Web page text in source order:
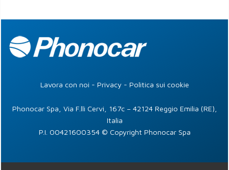
Lavora con noi - Privacy - Politica sui cookie
Phonocar Spa, Via F.lli Cervi, 167c – 42124 Reggio Emilia (RE),
Italia
P.I. 00421600354 © Copyright Phonocar Spa